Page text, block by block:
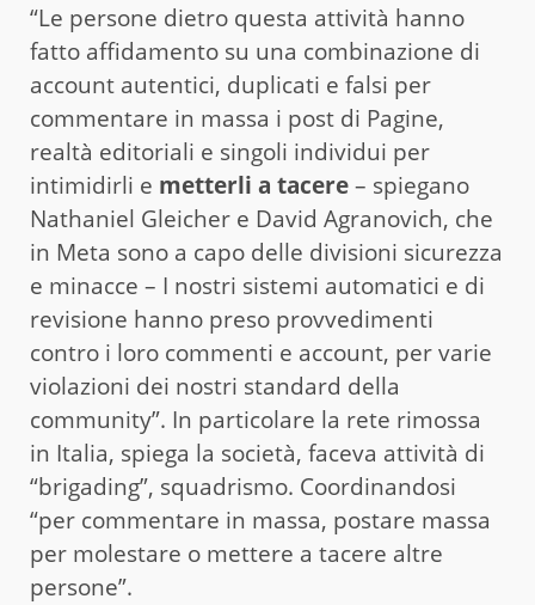
“Le persone dietro questa attività hanno
fatto affidamento su una combinazione di
account autentici, duplicati e falsi per
commentare in massa i post di Pagine,
realtà editoriali e singoli individui per
intimidirli e metterli a tacere– spiegano
Nathaniel Gleicher e David Agranovich, che
in Meta sono a capo delle divisioni sicurezza
e minacce – I nostri sistemi automatici e di
revisione hanno preso provvedimenti
contro i loro commenti e account, per varie
violazioni dei nostri standard della
community”. In particolare la rete rimossa
in Italia, spiega la società, faceva attività di
“brigading”, squadrismo. Coordinandosi
“per commentare in massa, postare massa
per molestare o mettere a tacere altre
persone”.